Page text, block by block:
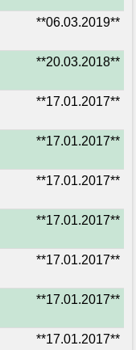
**06.03.2019**
**20.03.2018**
**17.01.2017**
**17.01.2017**
**17.01.2017**
**17.01.2017**
**17.01.2017**
**17.01.2017**
**17.01.2017**